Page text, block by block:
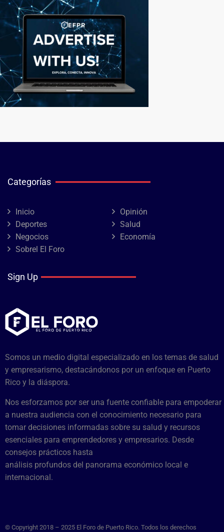
Categorías
Inicio
Opinión
Deportes
Salud
Negocios
Economía
Sobrel El Foro
Sign Up
Somos un medio digital especializado en los temas de salud
y empresarismo, destacándonos por un enfoque en Puerto
Rico y la diáspora.
Nos esforzamos por ser una fuente confiable para empoderar
a nuestra audiencia con el conocimiento necesario para
tomar decisiones informadas sobre su salud y recursos
esenciales para emprendedores y empresarios. Desde
consejos prácticos hasta
análisis profundos del panorama económico local e
internacional.
© Copyright 2018 – 2025 El Foro de Puerto Rico. Todos los derechos